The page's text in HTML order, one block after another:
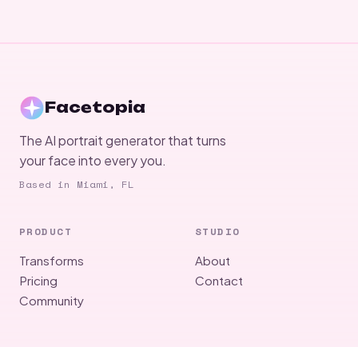
Facetopia
The AI portrait generator that turns
your face into every you.
Based in Miami, FL
PRODUCT
Transforms
Pricing
Community
STUDIO
About
Contact